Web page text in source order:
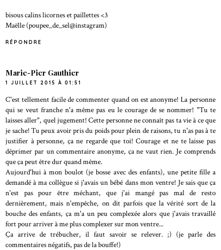
bisous calins licornes et paillettes <3
Maëlle (poupee_de_sel@instagram)
RÉPONDRE
Marie-Pier Gauthier
1 JUILLET 2015 À 01:51
C'est tellement facile de commenter quand on est anonyme! La personne
qui se veut franche n'a même pas eu le courage de se nommer! "Tu te
laisses aller", quel jugement! Cette personne ne connaît pas ta vie à ce que
je sache! Tu peux avoir pris du poids pour plein de raisons, tu n'as pas à te
justifier à personne, ça ne regarde que toi! Courage et ne te laisse pas
déprimer par un commentaire anonyme, ça ne vaut rien. Je comprends
que ça peut être dur quand même.
Aujourd'hui à mon boulot (je bosse avec des enfants), une petite fille a
demandé à ma collègue si j'avais un bébé dans mon ventre! Je sais que ça
n'est pas pour être méchant, que j'ai mangé pas mal de resto
dernièrement, mais n'empêche, on dit parfois que la vérité sort de la
bouche des enfants, ça m'a un peu complexée alors que j'avais travaillé
fort pour arriver à me plus complexer sur mon ventre...
Ça arrive de trébucher, il faut savoir se relever. ;) (je parle des
commentaires négatifs, pas de la bouffe!)